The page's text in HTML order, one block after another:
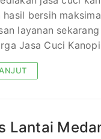
hasil bersih
layanan
Jasa Cuci
Lantai